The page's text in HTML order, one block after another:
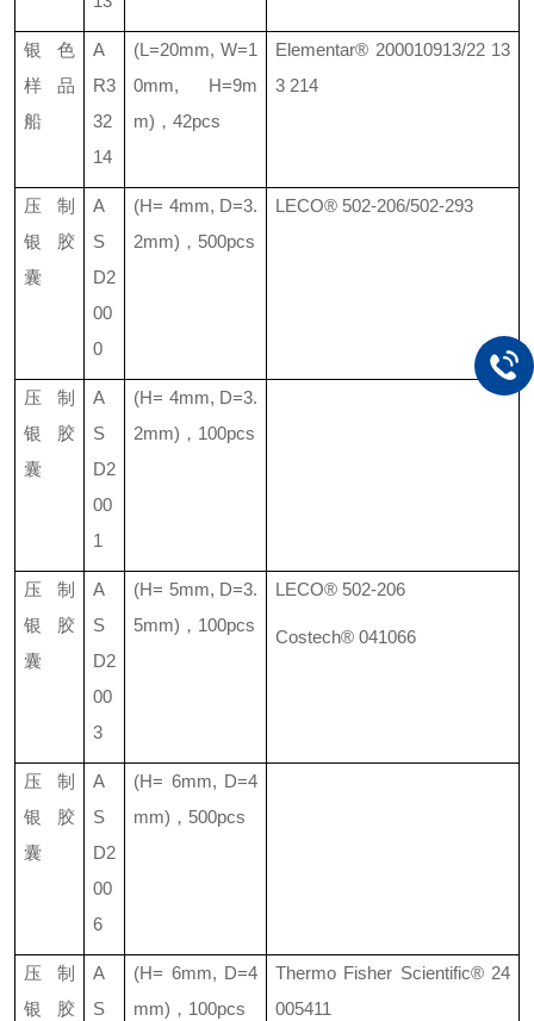
银色
样品
船
A
R3
32
14
(L=20mm, W=1
0mm, H=9m
m) ， 42pcs
Elementar® 200010913/22 13
3 214
压制
银胶
囊
A
S
D2
00
0
(H= 4mm, D=3.
2mm) ， 500pcs
LECO® 502-206/502-293
压制
银胶
囊
A
S
D2
00
1
(H= 4mm, D=3.
2mm) ， 100pcs
压制
银胶
囊
A
S
D2
00
3
(H= 5mm, D=3.
5mm) ， 100pcs
LECO® 502-206
Costech® 041066
压制
银胶
囊
A
S
D2
00
6
(H= 6mm, D=4
mm) ， 500pcs
压制
银胶
A
S
(H= 6mm, D=4
mm) ， 100pcs
Thermo Fisher Scientific® 24
005411